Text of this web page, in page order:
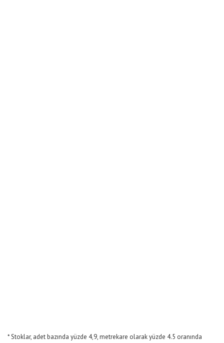
* Stoklar, adet bazında yüzde 4,9, metrekare olarak yüzde 4.5 oranında